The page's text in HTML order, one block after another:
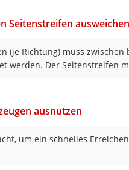
Seitenstreifen ausweichen
(je Richtung) muss zwischen
werden. Der Seitenstreifen
ausnutzen
um ein schnelles